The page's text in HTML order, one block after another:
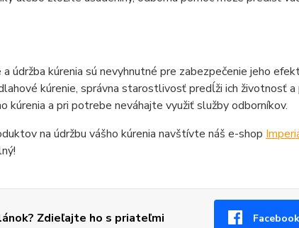
údržba kúrenia sú nevyhnutné pre zabezpečenie jeho
kúrenie, správna starostlivosť predĺži ich životnosť
kúrenia a pri potrebe neváhajte využiť služby odborníkov.
na údržbu vášho kúrenia navštívte náš e-shop
Zdieľajte ho s priateľmi Facebook